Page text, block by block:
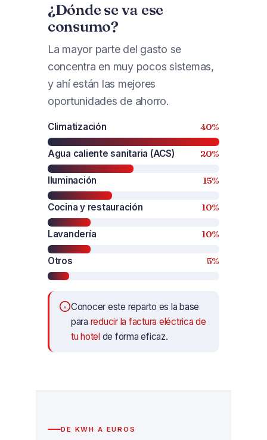
¿Dónde se va ese
consumo?
La mayor parte del gasto se
concentra en muy pocos sistemas,
y ahí están las mejores
oportunidades de ahorro.
Climatización 40%
Agua caliente sanitaria (ACS) 20%
Iluminación 15%
Cocina y restauración 10%
Lavandería 10%
Otros 5%
Conocer este reparto es la base
para reducir la factura eléctrica de
tu hotel de forma eficaz.
DE KWH A EUROS